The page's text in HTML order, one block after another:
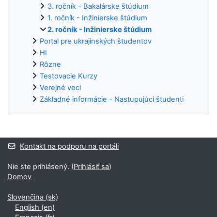
3. ročník - Bakalárske štúdium
1. ročník - Inžinierske štúdium
2. ročník - Inžinierske štúdium
Portal pre ukrajinských študentov
HI
Rôzne
Testovacie Kurzy
Verejné veci
Základné informácie - Nastupujúci študenti
Dodatočné bloky
Kontakt na podporu na portáli
Nie ste prihlásený. (Prihlásiť sa)
Domov
Slovenčina ‎(sk)‎
English ‎(en)‎